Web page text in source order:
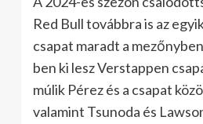
Red Bull továbbra is az
csapat maradt a
ben ki lesz Verstappen
múlik Pérez és a csapat
valamint Tsunoda és